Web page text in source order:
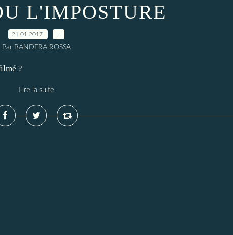
L'IMPOSTURE
21.01.2017
Par BANDERA ROSSA
?
Lire la suite